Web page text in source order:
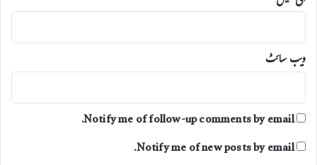
ویب‌ سائٹ
Notify me of follow-up comments by email.
Notify me of new posts by email.